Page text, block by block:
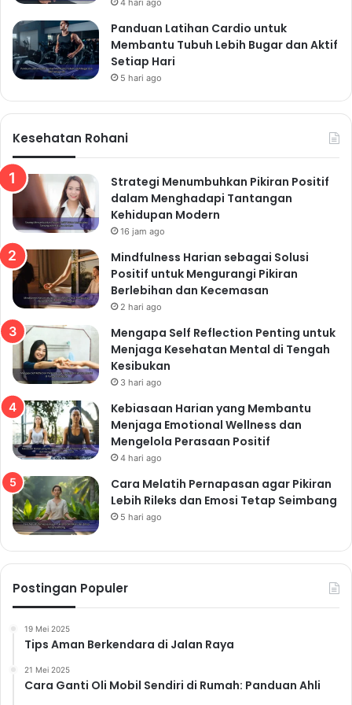
4 hari ago
Panduan Latihan Cardio untuk
Membantu Tubuh Lebih Bugar dan Aktif
Setiap Hari
5 hari ago
Kesehatan Rohani
Strategi Menumbuhkan Pikiran Positif
dalam Menghadapi Tantangan
Kehidupan Modern
16 jam ago
Mindfulness Harian sebagai Solusi
Positif untuk Mengurangi Pikiran
Berlebihan dan Kecemasan
2 hari ago
Mengapa Self Reflection Penting untuk
Menjaga Kesehatan Mental di Tengah
Kesibukan
3 hari ago
Kebiasaan Harian yang Membantu
Menjaga Emotional Wellness dan
Mengelola Perasaan Positif
4 hari ago
Cara Melatih Pernapasan agar Pikiran
Lebih Rileks dan Emosi Tetap Seimbang
5 hari ago
Postingan Populer
19 Mei 2025
Tips Aman Berkendara di Jalan Raya
21 Mei 2025
Cara Ganti Oli Mobil Sendiri di Rumah: Panduan Ahli